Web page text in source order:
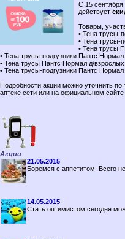
C 15 сентября
действует
Товары,
• Тена трусы-
• Тена трусы-
• Тена трусы
• Тена трусы-подгузники Пантс
• Тена трусы Пантс Нормал д/
• Тена трусы-подгузники Пантс
Подробности акции можно уточнить
аптеке сети или на официальном
Акции
21.05.2015
Боремся с аппетитом. Всего
14.05.2015
Стать оптимистом сегодня